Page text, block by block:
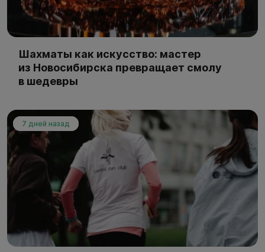
Шахматы как искусство: мастер
из Новосибирска превращает смолу
в шедевры
7 дней назад